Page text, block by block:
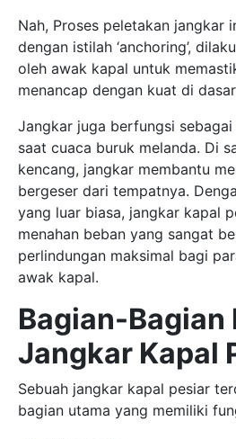
Nah, Proses peletakan jangkar
dengan istilah ‘anchoring’,
oleh awak kapal untuk
menancap dengan kuat di
Jangkar juga berfungsi
saat cuaca buruk melanda. Di
kencang, jangkar membantu
bergeser dari tempatnya.
yang luar biasa, jangkar kapal
menahan beban yang sangat
perlindungan maksimal bagi
awak kapal.
Bagian-Bagian
Jangkar Kapal
Sebuah jangkar kapal pesiar
bagian utama yang memiliki